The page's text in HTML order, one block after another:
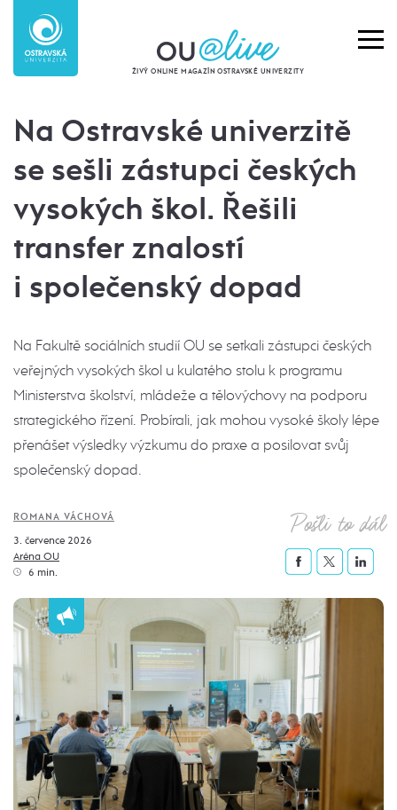
ŽIVÝ ONLINE MAGAZÍN OSTRAVSKÉ UNIVERZITY
Na Ostravské univerzitě
se sešli zástupci českých
vysokých škol. Řešili
transfer znalostí
i společenský dopad
Na Fakultě sociálních studií OU se setkali zástupci českých
veřejných vysokých škol u kulatého stolu k programu
Ministerstva školství, mládeže a tělovýchovy na podporu
strategického řízení. Probírali, jak mohou vysoké školy lépe
přenášet výsledky výzkumu do praxe a posilovat svůj
společenský dopad.
ROMANA VÁCHOVÁ
3. července 2026
Aréna OU
6 min.
Pošli to dál